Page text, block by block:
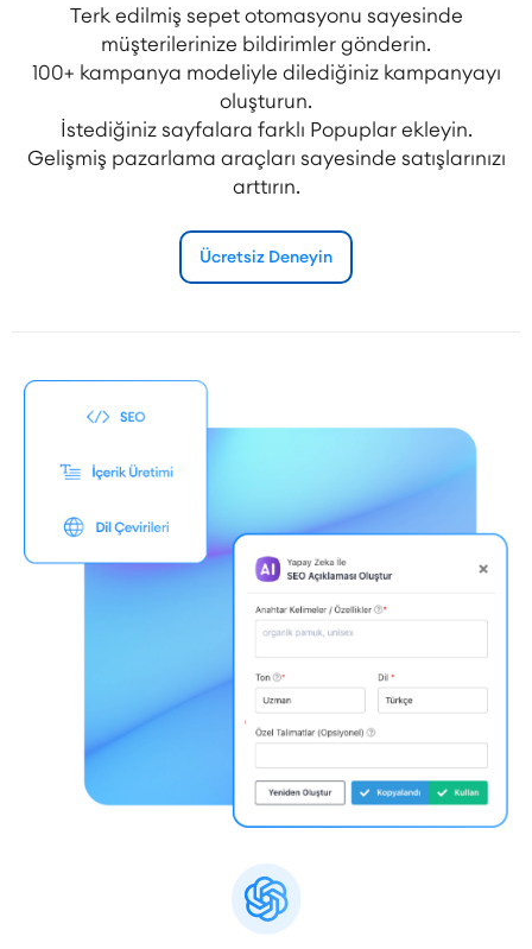
Terk edilmiş sepet otomasyonu sayesinde
müşterilerinize bildirimler gönderin.
100+ kampanya modeliyle dilediğiniz kampanyayı
oluşturun.
İstediğiniz sayfalara farklı Popuplar ekleyin.
Gelişmiş pazarlama araçları sayesinde satışlarınızı
arttırın.
Ücretsiz Deneyin